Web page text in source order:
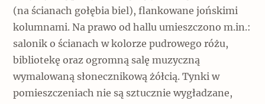
(na ścianach gołębia biel), flankowane jońskimi
kolumnami. Na prawo od hallu umieszczono m.in.:
salonik o ścianach w kolorze pudrowego różu,
bibliotekę oraz ogromną salę muzyczną
wymalowaną słonecznikową żółcią. Tynki w
pomieszczeniach nie są sztucznie wygładzane,